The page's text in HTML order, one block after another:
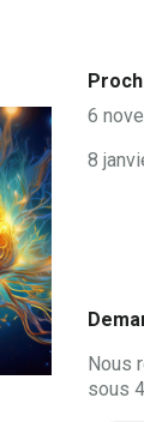
6
8
Nous
sous